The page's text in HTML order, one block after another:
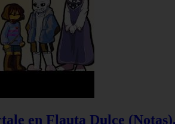
en Flauta Dulce